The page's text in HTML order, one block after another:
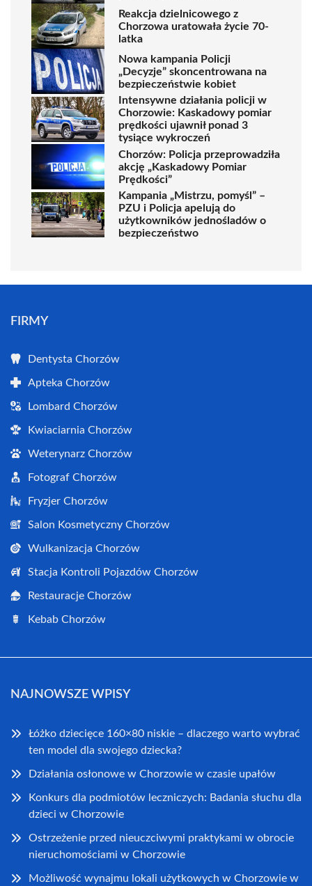
Reakcja dzielnicowego z
Chorzowa uratowała życie 70-
latka
Nowa kampania Policji
„Decyzje” skoncentrowana na
bezpieczeństwie kobiet
Intensywne działania policji w
Chorzowie: Kaskadowy pomiar
prędkości ujawnił ponad 3
tysiące wykroczeń
Chorzów: Policja przeprowadziła
akcję „Kaskadowy Pomiar
Prędkości”
Kampania „Mistrzu, pomyśl” –
PZU i Policja apelują do
użytkowników jednośladów o
bezpieczeństwo
FIRMY
Dentysta Chorzów
Apteka Chorzów
Lombard Chorzów
Kwiaciarnia Chorzów
Weterynarz Chorzów
Fotograf Chorzów
Fryzjer Chorzów
Salon Kosmetyczny Chorzów
Wulkanizacja Chorzów
Stacja Kontroli Pojazdów Chorzów
Restauracje Chorzów
Kebab Chorzów
NAJNOWSZE WPISY
Łóżko dziecięce 160×80 niskie – dlaczego warto wybrać
ten model dla swojego dziecka?
Działania osłonowe w Chorzowie w czasie upałów
Konkurs dla podmiotów leczniczych: Badania słuchu dla
dzieci w Chorzowie
Ostrzeżenie przed nieuczciwymi praktykami w obrocie
nieruchomościami w Chorzowie
Możliwość wynajmu lokali użytkowych w Chorzowie w